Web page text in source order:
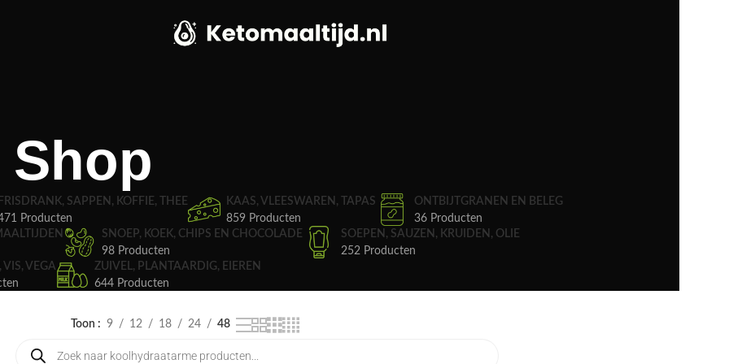
Shop
FRISDRANK, SAPPEN, KOFFIE, THEE
Producten
KAAS, VLEESWAREN, TAPAS
859 Producten
ONTBIJTGRANEN EN BELEG
36 Producten
SNOEP, KOEK, CHIPS EN CHOCOLADE
98 Producten
SOEPEN, SAUZEN, KRUIDEN, OLIE
252 Producten
VIS, VEGA
ZUIVEL, PLANTAARDIG, EIEREN
644 Producten
Toon 9 12 18 24 48